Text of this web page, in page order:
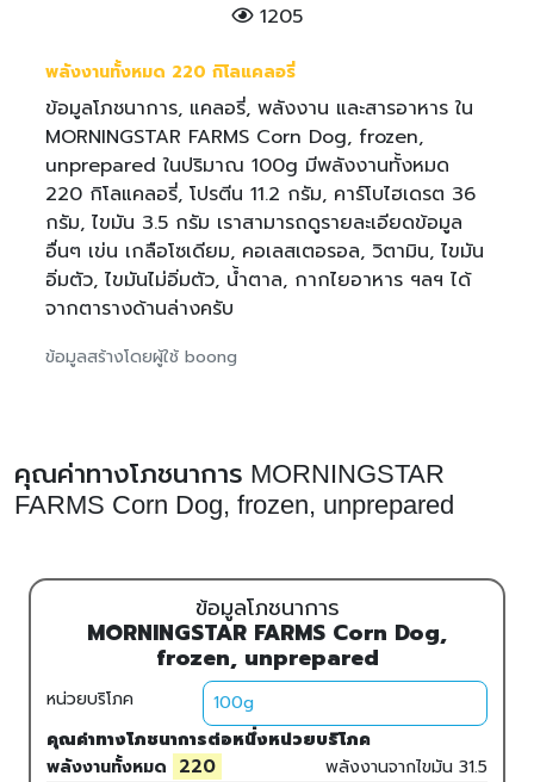
1205
พลังงานทั้งหมด 220 กิโลแคลอรี่
ข้อมูลโภชนาการ, แคลอรี่, พลังงาน และสารอาหาร ใน
MORNINGSTAR FARMS Corn Dog, frozen,
unprepared ในปริมาณ 100g มีพลังงานทั้งหมด
220 กิโลแคลอรี่, โปรตีน 11.2 กรัม, คาร์โบไฮเดรต 36
กรัม, ไขมัน 3.5 กรัม เราสามารถดูรายละเอียดข้อมูล
อื่นๆ เข่น เกลือโซเดียม, คอเลสเตอรอล, วิตามิน, ไขมัน
อิ่มตัว, ไขมันไม่อิ่มตัว, น้ำตาล, กากไยอาหาร ฯลฯ ได้
จากตารางด้านล่างครับ
ข้อมูลสร้างโดยผู้ใช้ boong
คุณค่าทางโภชนาการ MORNINGSTAR
FARMS Corn Dog, frozen, unprepared
ข้อมูลโภชนาการ
MORNINGSTAR FARMS Corn Dog,
frozen, unprepared
หน่วยบริโภค
คุณค่าทางโภชนาการต่อหนึ่งหน่วยบริโภค
พลังงานทั้งหมด 220 พลังงานจากไขมัน 31.5